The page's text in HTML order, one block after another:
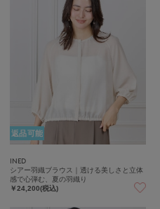
返品可能
INED
シアー羽織ブラウス｜透ける美しさと立体
感で心弾む、夏の羽織り
￥24,200(税込)